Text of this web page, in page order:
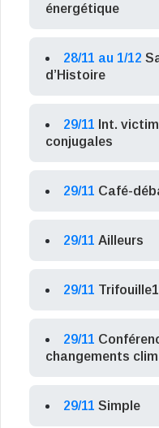
énergétique
28/11 au 1/12
d’Histoire
29/11 Int.
conjugales
29/11 Café-
29/11 Ailleurs
29/11
29/11
changements
29/11 Simple